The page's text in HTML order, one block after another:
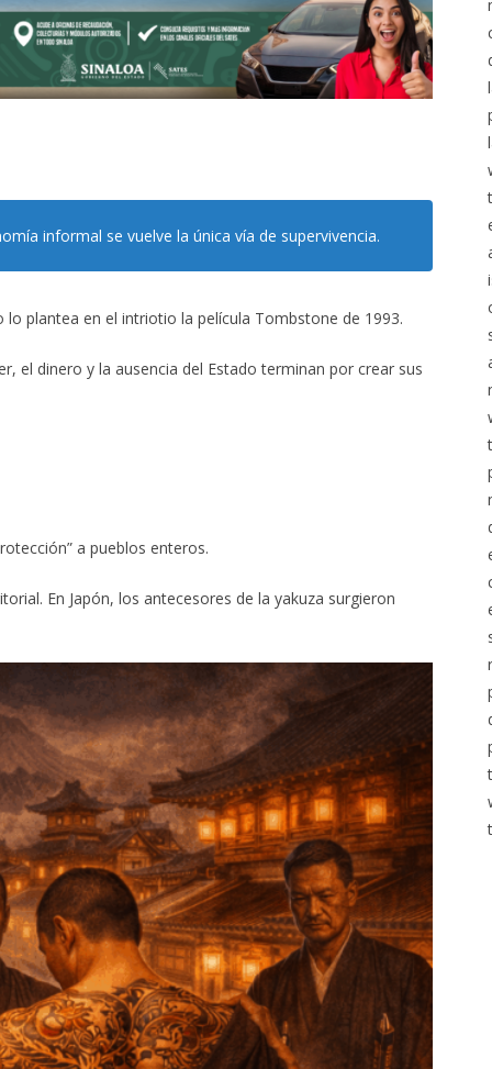
informal se vuelve la única vía de supervivencia.
plantea en el intriotio la película Tombstone de 1993.
el dinero y la ausencia del Estado terminan por crear sus
a pueblos enteros.
En Japón, los antecesores de la yakuza surgieron